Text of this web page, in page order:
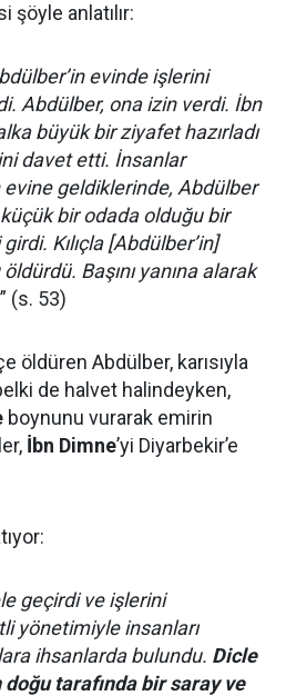
şöyle anlatılır:
evinde işlerini
Abdülber, ona izin verdi. İbn
büyük bir ziyafet hazırladı
davet etti. İnsanlar
evine geldiklerinde, Abdülber
küçük bir odada olduğu bir
Kılıçla [Abdülber’in]
Başını yanına alarak
” (s. 53)
öldüren Abdülber, karısıyla
de halvet halindeyken,
boynunu vurarak emirin
İbn Dimne’yi Diyarbekir’e
geçirdi ve işlerini
yönetimiyle insanları
ihsanlarda bulundu. Dicle
tarafında bir saray ve